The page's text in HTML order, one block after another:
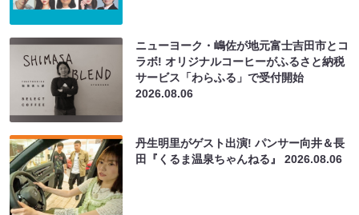
ニューヨーク・嶋佐が地元富士吉田市とコ
ラボ! オリジナルコーヒーがふるさと納税
サービス「わらふる」で受付開始
2026.08.06
丹生明里がゲスト出演! パンサー向井＆長
田『くるま温泉ちゃんねる』2026.08.06